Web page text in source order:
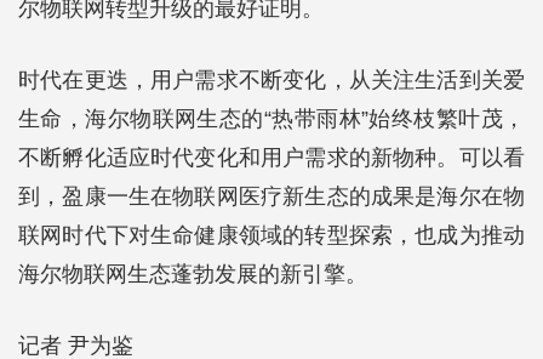
尔物联网转型升级的最好证明。
时代在更迭，用户需求不断变化，从关注生活到关爱
生命，海尔物联网生态的“热带雨林”始终枝繁叶茂，
不断孵化适应时代变化和用户需求的新物种。可以看
到，盈康一生在物联网医疗新生态的成果是海尔在物
联网时代下对生命健康领域的转型探索，也成为推动
海尔物联网生态蓬勃发展的新引擎。
记者 尹为鉴